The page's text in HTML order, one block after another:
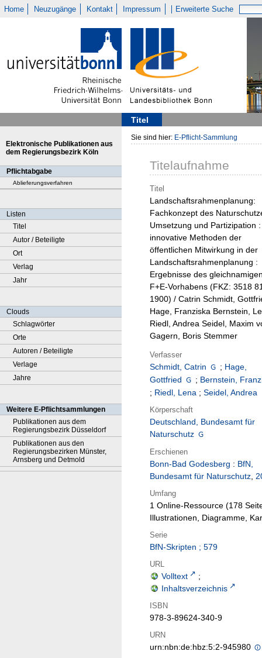
Home Neuzugänge Kontakt Impressum Erweiterte Suche
Titel
Elektronische Publikationen aus
dem Regierungsbezirk Köln
Pflichtabgabe
Ablieferungsverfahren
Listen
Titel
Autor / Beteiligte
Ort
Verlag
Jahr
Clouds
Schlagwörter
Orte
Autoren / Beteiligte
Verlage
Jahre
Weitere E-Pflichtsammlungen
Publikationen aus dem
Regierungsbezirk Düsseldorf
Publikationen aus den
Regierungsbezirken Münster,
Arnsberg und Detmold
Sie sind hier: E-Pflicht-Sammlung
Titelaufnahme
Titel
Landschaftsrahmenplanung:
Fachkonzept des
Umsetzung und Partizipation :
innovative Methoden der
öffentlichen Mitwirkung in der
Landschaftsrahmenplanung :
Ergebnisse des
F+E-Vorhabens (FKZ: 3518
1900) / Catrin Schmidt,
Hage, Franziska Bernstein,
Riedl, Andrea Seidel, Maxim
Gagern, Boris Stemmer
Verfasser
Schmidt, Catrin ; Hage,
Gottfried
; Bernstein,
; Riedl, Lena ; Seidel, Andrea
Körperschaft
Deutschland, Bundesamt für
Naturschutz
Erschienen
Bonn-Bad Godesberg : BfN,
Bundesamt für Naturschutz,
Umfang
1 Online-Ressource (178
Illustrationen, Diagramme,
Serie
BfN-Skripten ; 579
URL
Volltext
;
Inhaltsverzeichnis
ISBN
978-3-89624-340-9
URN
urn:nbn:de:hbz:5:2-945980